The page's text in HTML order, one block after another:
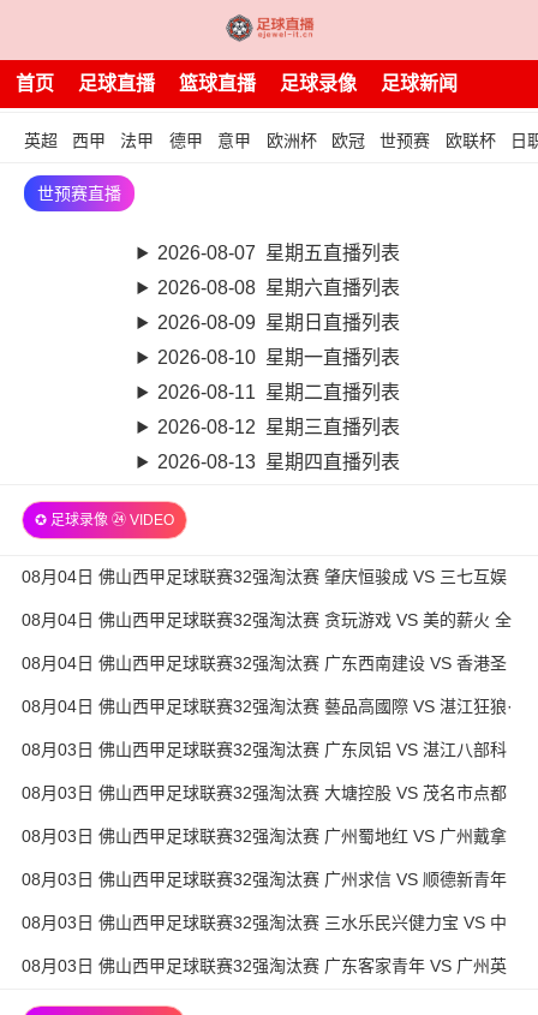
首页 足球直播 篮球直播 足球录像 足球新闻
英超 西甲 法甲 德甲 意甲 欧洲杯 欧冠 世预赛 欧联杯 日
世预赛直播
2026-08-07 星期五直播列表
2026-08-08 星期六直播列表
2026-08-09 星期日直播列表
2026-08-10 星期一直播列表
2026-08-11 星期二直播列表
2026-08-12 星期三直播列表
2026-08-13 星期四直播列表
✪ 足球录像 ㉔ VIDEO
08月04日 佛山西甲足球联赛32强淘汰赛 肇庆恒骏成 VS 三七互娱
全场录像
08月04日 佛山西甲足球联赛32强淘汰赛 贪玩游戏 VS 美的薪火 全
场录像
08月04日 佛山西甲足球联赛32强淘汰赛 广东西南建设 VS 香港圣
徒 全场录像
08月04日 佛山西甲足球联赛32强淘汰赛 藝品高國際 VS 湛江狂狼·
粵辉能源 全场录像
08月03日 佛山西甲足球联赛32强淘汰赛 广东凤铝 VS 湛江八部科
技 全场录像
08月03日 佛山西甲足球联赛32强淘汰赛 大塘控股 VS 茂名市点都
得 全场录像
08月03日 佛山西甲足球联赛32强淘汰赛 广州蜀地红 VS 广州戴拿
模 全场录像
08月03日 佛山西甲足球联赛32强淘汰赛 广州求信 VS 顺德新青年
全场录像
08月03日 佛山西甲足球联赛32强淘汰赛 三水乐民兴健力宝 VS 中
国澳门澳科精英 全场录像
08月03日 佛山西甲足球联赛32强淘汰赛 广东客家青年 VS 广州英